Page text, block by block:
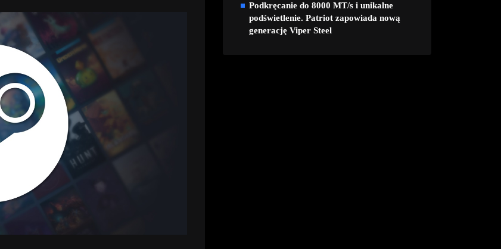
Podkręcanie do 8000 MT/s i unikalne
podświetlenie. Patriot zapowiada nową
generację Viper Steel